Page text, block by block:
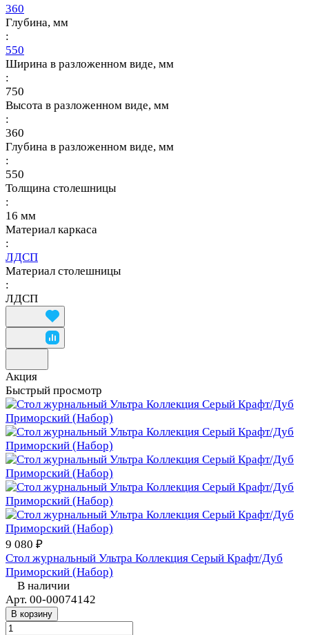
360
Глубина, мм
:
550
Ширина в разложенном виде, мм
:
750
Высота в разложенном виде, мм
:
360
Глубина в разложенном виде, мм
:
550
Толщина столешницы
:
16 мм
Материал каркаса
:
ЛДСП
Материал столешницы
:
ЛДСП
Акция
Быстрый просмотр
9 080 ₽
Стол журнальный Ультра Коллекция Серый Крафт/Дуб
Приморский (Набор)
В наличии
Арт. 00-00074142
В корзину